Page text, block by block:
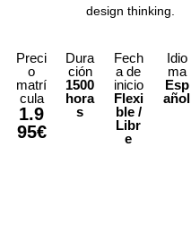
design thinking.
Preci
o
matrí
cula
1.9
95€
Dura
ción
1500
hora
s
Fech
a de
inicio
Flexi
ble /
Libr
e
Idio
ma
Esp
añol